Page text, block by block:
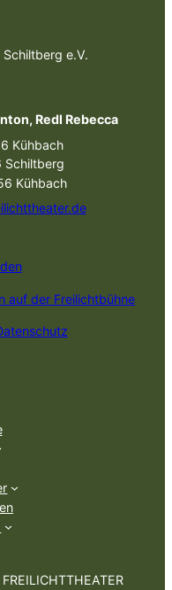
e.V.
Redl Rebecca
Kühbach
Schiltberg
Kühbach
auf der Freilichtbühne